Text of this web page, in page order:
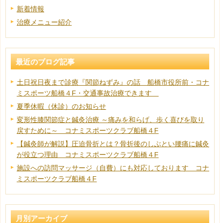
新着情報
治療メニュー紹介
最近のブログ記事
土日祝日夜まで診療『関節ねずみ』の話 船橋市役所前・コナ
ミスポーツ船橋４F・交通事故治療できます
夏季休暇（休診）のお知らせ
変形性膝関節症と鍼灸治療 ～痛みを和らげ、歩く喜びを取り
戻すために～ コナミスポーツクラブ船橋４F
【鍼灸師が解説】圧迫骨折とは？骨折後のしぶとい腰痛に鍼灸
が役立つ理由 コナミスポーツクラブ船橋４F
施設への訪問マッサージ（自費）にも対応しております コナ
ミスポーツクラブ船橋４F
月別アーカイブ